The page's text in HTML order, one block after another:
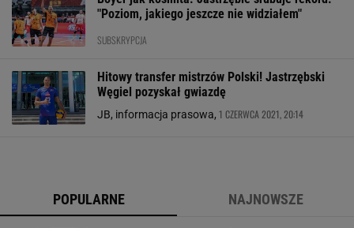
"Poziom, jakiego jeszcze nie widziałem"
SUBSKRYPCJA
Hitowy transfer mistrzów Polski! Jastrzębski
Węgiel pozyskał gwiazdę
JB, informacja prasowa, 1 CZERWCA 2021, 20:14
POPULARNE NAJNOWSZE